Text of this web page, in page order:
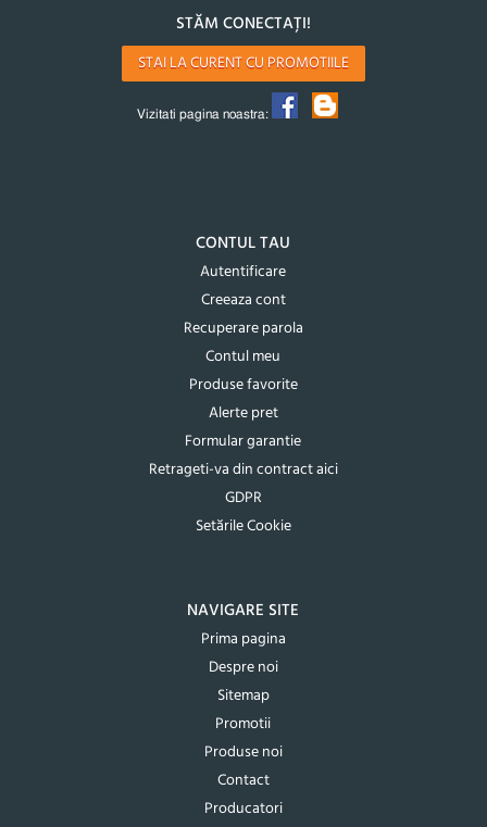
STĂM CONECTAȚI!
STAI LA CURENT CU PROMOTIILE
Vizitati pagina noastra:
CONTUL TAU
Autentificare
Creeaza cont
Recuperare parola
Contul meu
Produse favorite
Alerte pret
Formular garantie
Retrageti-va din contract aici
GDPR
Setările Cookie
NAVIGARE SITE
Prima pagina
Despre noi
Sitemap
Promotii
Produse noi
Contact
Producatori